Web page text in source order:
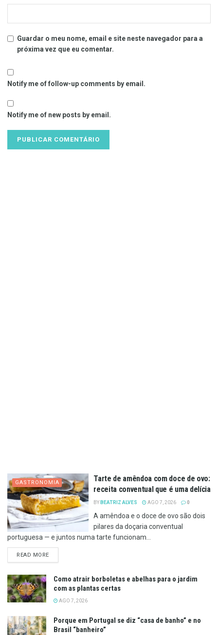
Guardar o meu nome, email e site neste navegador para a
próxima vez que eu comentar.
Notify me of follow-up comments by email.
Notify me of new posts by email.
GASTRONOMIA
Tarte de amêndoa com doce de ovo:
receita conventual que é uma delícia
BY BEATRIZ ALVES AGO 7, 2026 0
A amêndoa e o doce de ovo são dois
pilares da doçaria conventual
portuguesa — e juntos numa tarte funcionam...
READ MOREDETAILS
Como atrair borboletas e abelhas para o jardim
com as plantas certas
AGO 7, 2026
Porque em Portugal se diz “casa de banho” e no
Brasil “banheiro”